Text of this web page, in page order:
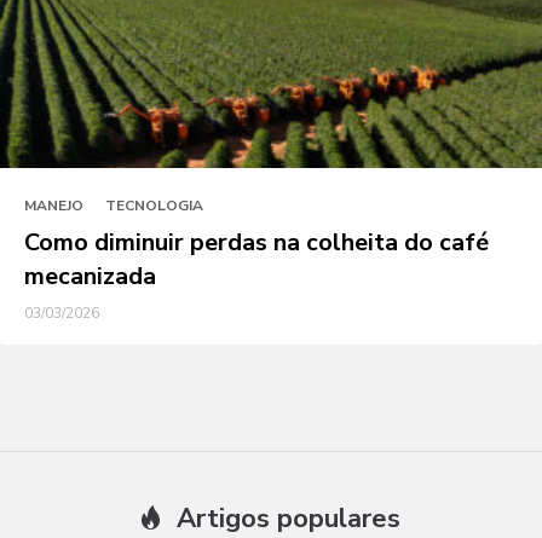
MANEJO TECNOLOGIA
Como diminuir perdas na colheita do café
mecanizada
03/03/2026
Artigos populares